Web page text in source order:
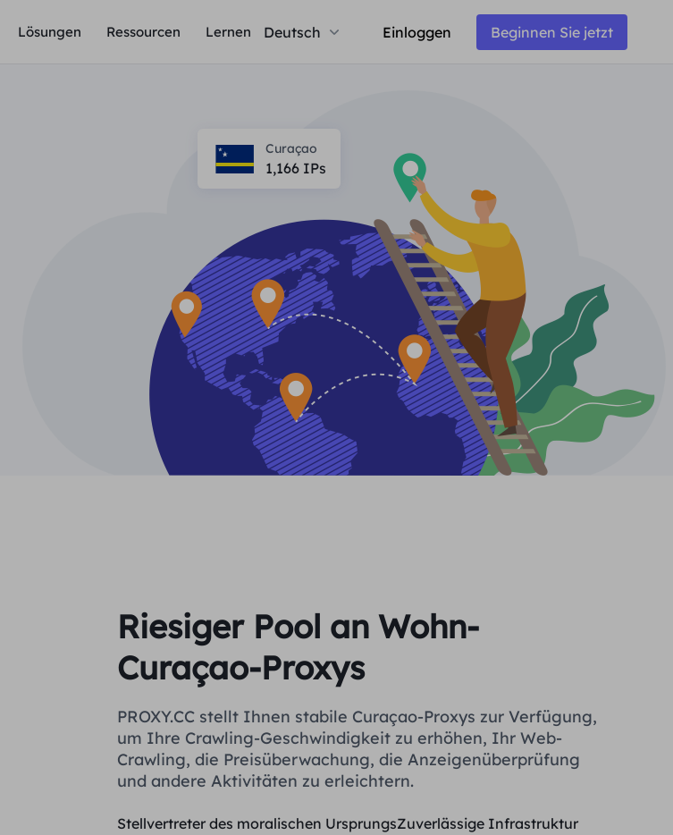
Lösungen Ressourcen Lernen Deutsch Einloggen Beginnen Sie jetzt
Curaçao
1,166 IPs
Riesiger Pool an Wohn-
Curaçao-Proxys
PROXY.CC stellt Ihnen stabile Curaçao-Proxys zur Verfügung,
um Ihre Crawling-Geschwindigkeit zu erhöhen, Ihr Web-
Crawling, die Preisüberwachung, die Anzeigenüberprüfung
und andere Aktivitäten zu erleichtern.
Stellvertreter des moralischen UrsprungsZuverlässige Infrastruktur